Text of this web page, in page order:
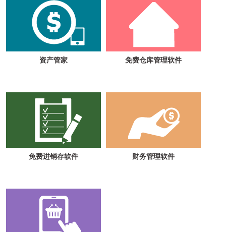
资产管家 免费仓库管理软件
免费进销存软件 财务管理软件